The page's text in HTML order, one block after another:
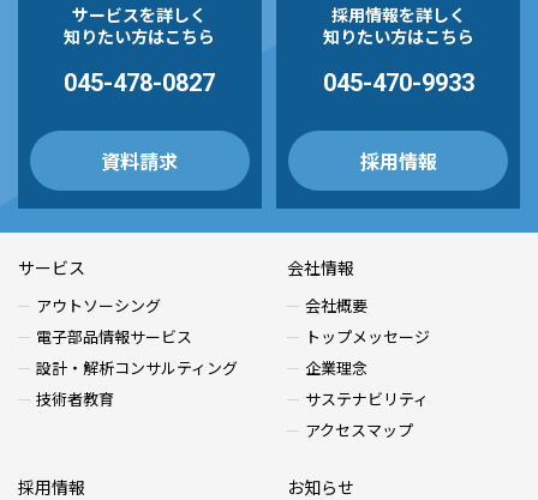
サービスを詳しく
知りたい方はこちら
045-478-0827
資料請求
採用情報を詳しく
知りたい方はこちら
045-470-9933
採用情報
サービス
アウトソーシング
電子部品情報サービス
設計・解析コンサルティング
技術者教育
会社情報
会社概要
トップメッセージ
企業理念
サステナビリティ
アクセスマップ
採用情報
お知らせ